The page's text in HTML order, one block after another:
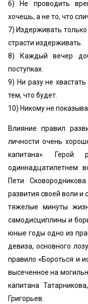
6) Не проводить
хочешь, а не то, что
7) Издерживать
страсти издерживать.
8) Каждый вечер
поступках.
9) Ни разу не
тем, что будет.
10) Никому не
Влияние правил
личности очень
капитана». Герой
одиннадцатилетнем
Пети
развития своей воли и
тяжелые минуты
самодисциплины и
юные годы одно из
девиза, основного
правило «Бороться и
высеченное на
капитана
Григорьев.